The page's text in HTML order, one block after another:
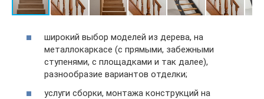
широкий выбор моделей из дерева, на
металлокаркасе (с прямыми, забежными
ступенями, с площадками и так далее),
разнообразие вариантов отделки;
услуги сборки, монтажа конструкций на